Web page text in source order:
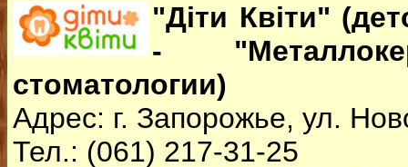
"Діти Квіти"
-
стоматологии)
Адрес: г. Запорожье, ул.
Тел.: (061) 217-31-25